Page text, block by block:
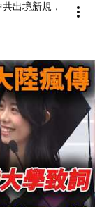
出境新規，